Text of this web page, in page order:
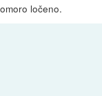
ločeno.